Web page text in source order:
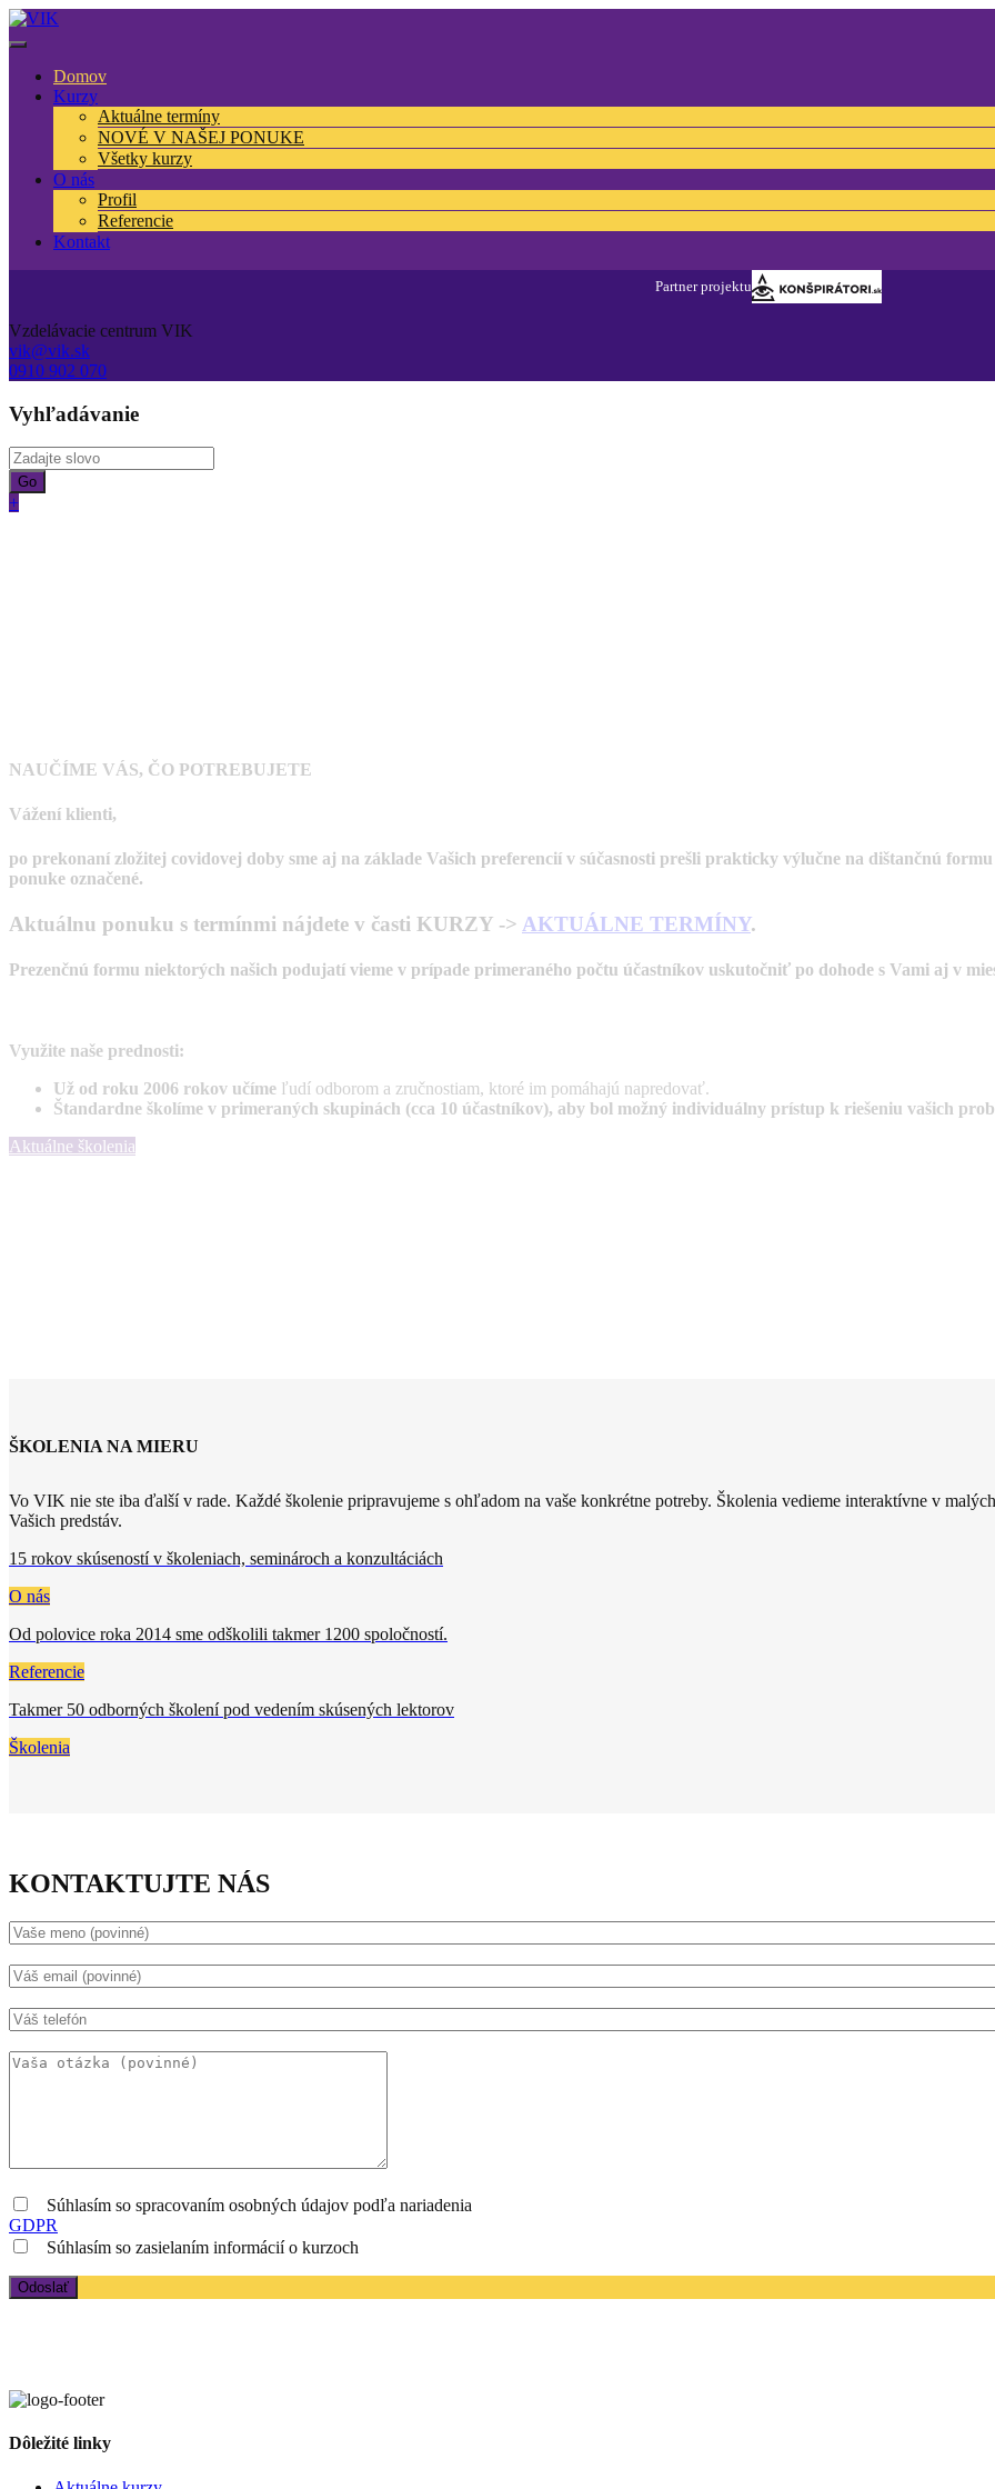
Domov
Kurzy
Aktuálne termíny
NOVÉ V NAŠEJ PONUKE
Všetky kurzy
O nás
Profil
Referencie
Kontakt
Vzdelávacie centrum VIK
vik@vik.sk
0910 902 070
Vyhľadávanie
+
NAUČÍME VÁS, ČO POTREBUJETE
Vážení klienti,
po prekonaní zložitej covidovej doby sme aj na základe Vašich preferencií v súčasnosti prešli prakticky výlučne na dištančnú
ponuke označené.
Aktuálnu ponuku s termínmi nájdete v časti KURZY -> AKTUÁLNE TERMÍNY.
Prezenčnú formu niektorých našich podujatí vieme v prípade primeraného počtu účastníkov uskutočniť po dohode s Vami aj v
Využite naše prednosti:
Už od roku 2006 rokov učíme ľudí odborom a zručnostiam, ktoré im pomáhajú napredovať.
Štandardne školíme v primeraných skupinách (cca 10 účastníkov), aby bol možný individuálny prístup k riešeniu vašich
Aktuálne školenia
ŠKOLENIA NA MIERU
Vo VIK nie ste iba ďalší v rade. Každé školenie pripravujeme s ohľadom na vaše konkrétne potreby. Školenia vedieme interaktívne v
Vašich predstáv.
15 rokov skúseností v školeniach, seminároch a konzultáciách
O nás
Od polovice roka 2014 sme odškolili takmer 1200 spoločností.
Referencie
Takmer 50 odborných školení pod vedením skúsených lektorov
Školenia
KONTAKTUJTE NÁS
Súhlasím so spracovaním osobných údajov podľa nariadenia
GDPR
Súhlasím so zasielaním informácií o kurzoch
Dôležité linky